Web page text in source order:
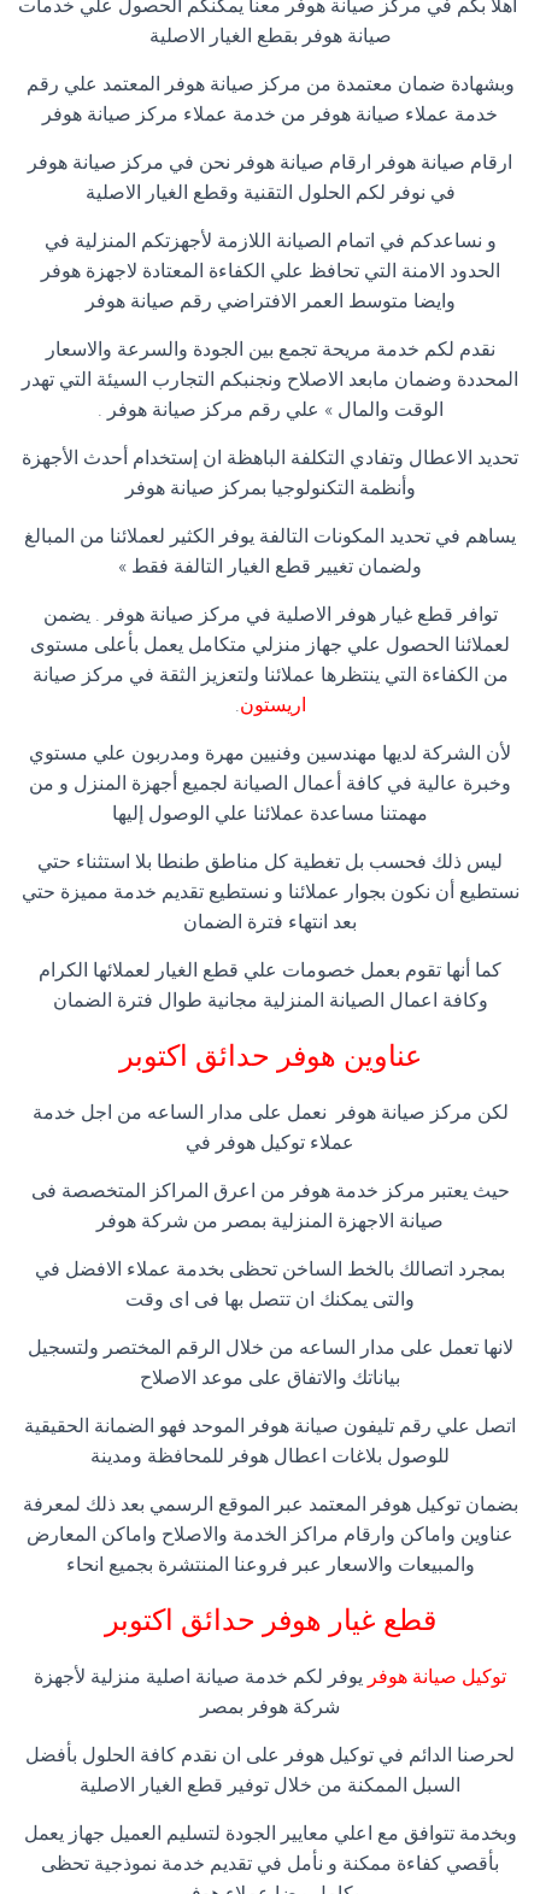
اهلا بكم في مركز صيانة هوفر معنا يمكنكم الحصول علي خدمات
صيانة هوفر بقطع الغيار الاصلية
وبشهادة ضمان معتمدة من مركز صيانة هوفر المعتمد علي رقم
خدمة عملاء صيانة هوفر من خدمة عملاء مركز صيانة هوفر
ارقام صيانة هوفر ارقام صيانة هوفر نحن في مركز صيانة هوفر
في نوفر لكم الحلول التقنية وقطع الغيار الاصلية
و نساعدكم في اتمام الصيانة اللازمة لأجهزتكم المنزلية في
الحدود الامنة التي تحافظ علي الكفاءة المعتادة لاجهزة هوفر
وايضا متوسط العمر الافتراضي رقم صيانة هوفر
نقدم لكم خدمة مريحة تجمع بين الجودة والسرعة والاسعار
المحددة وضمان مابعد الاصلاح ونجنبكم التجارب السيئة التي تهدر
الوقت والمال » علي رقم مركز صيانة هوفر .
تحديد الاعطال وتفادي التكلفة الباهظة ان إستخدام أحدث الأجهزة
وأنظمة التكنولوجيا بمركز صيانة هوفر
يساهم في تحديد المكونات التالفة يوفر الكثير لعملائنا من المبالغ
ولضمان تغيير قطع الغيار التالفة فقط »
توافر قطع غيار هوفر الاصلية في مركز صيانة هوفر . يضمن
لعملائنا الحصول علي جهاز منزلي متكامل يعمل بأعلى مستوى
من الكفاءة التي ينتظرها عملائنا ولتعزيز الثقة في مركز صيانة
اريستون.
لأن الشركة لديها مهندسين وفنيين مهرة ومدربون علي مستوي
وخبرة عالية في كافة أعمال الصيانة لجميع أجهزة المنزل و من
مهمتنا مساعدة عملائنا علي الوصول إليها
ليس ذلك فحسب بل تغطية كل مناطق طنطا بلا استثناء حتي
نستطيع أن نكون بجوار عملائنا و نستطيع تقديم خدمة مميزة حتي
بعد انتهاء فترة الضمان
كما أنها تقوم بعمل خصومات علي قطع الغيار لعملائها الكرام
وكافة اعمال الصيانة المنزلية مجانية طوال فترة الضمان
عناوين هوفر حدائق اكتوبر
لكن مركز صيانة هوفر نعمل على مدار الساعه من اجل خدمة
عملاء توكيل هوفر في
حيث يعتبر مركز خدمة هوفر من اعرق المراكز المتخصصة فى
صيانة الاجهزة المنزلية بمصر من شركة هوفر
بمجرد اتصالك بالخط الساخن تحظى بخدمة عملاء الافضل في
والتى يمكنك ان تتصل بها فى اى وقت
لانها تعمل على مدار الساعه من خلال الرقم المختصر ولتسجيل
بياناتك والاتفاق على موعد الاصلاح
اتصل علي رقم تليفون صيانة هوفر الموحد فهو الضمانة الحقيقية
للوصول بلاغات اعطال هوفر للمحافظة ومدينة
بضمان توكيل هوفر المعتمد عبر الموقع الرسمي بعد ذلك لمعرفة
عناوين واماكن وارقام مراكز الخدمة والاصلاح واماكن المعارض
والمبيعات والاسعار عبر فروعنا المنتشرة بجميع انحاء
قطع غيار هوفر حدائق اكتوبر
توكيل صيانة هوفر يوفر لكم خدمة صيانة اصلية منزلية لأجهزة
شركة هوفر بمصر
لحرصنا الدائم في توكيل هوفر على ان نقدم كافة الحلول بأفضل
السبل الممكنة من خلال توفير قطع الغيار الاصلية
وبخدمة تتوافق مع اعلي معايير الجودة لتسليم العميل جهاز يعمل
بأقصي كفاءة ممكنة و نأمل في تقديم خدمة نموذجية تحظى